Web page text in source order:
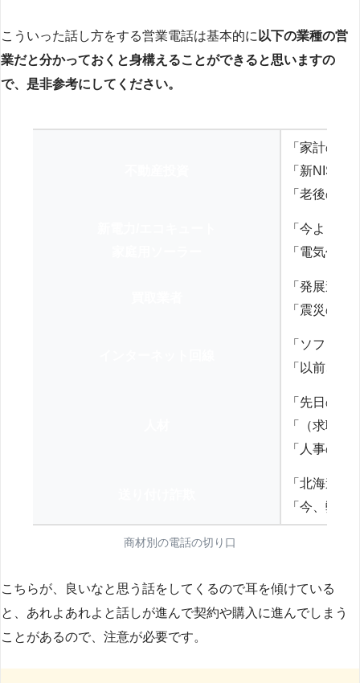
こういった話し方をする営業電話は基本的に 以下の業種の営
業だと分かっておくと身構えることができると思いますの
で、是非参考にしてください。
「家計の見
「新NISA
「老後の
「今より
「電気代を
「発展途
「震災の
「ソフト
「以前、
「先日の
「（求職
「人事の方
「北海道
「今、弊
商材別の電話の切り口
こちらが、良いなと思う話をしてくるので耳を傾けている
と、あれよあれよと話しが進んで契約や購入に進んでしまう
ことがあるので、注意が必要です。